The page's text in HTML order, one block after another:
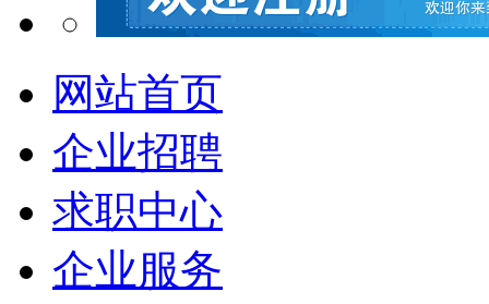
网站首页
企业招聘
求职中心
企业服务